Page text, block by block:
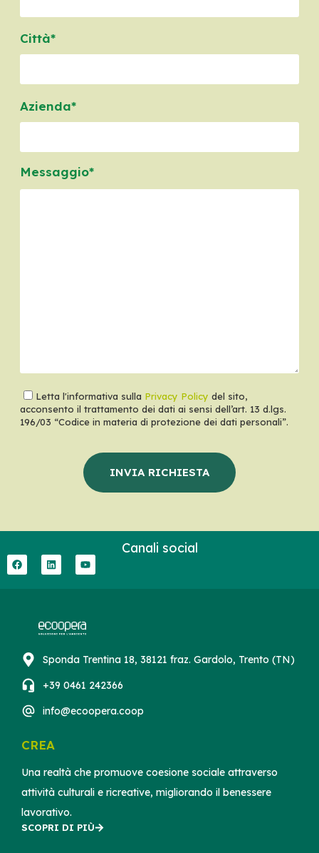
Città*
Azienda*
Messaggio*
Letta l'informativa sulla Privacy Policy del sito,
acconsento il trattamento dei dati ai sensi dell’art. 13 d.lgs.
196/03 “Codice in materia di protezione dei dati personali”.
Canali social
Sponda Trentina 18, 38121 fraz. Gardolo, Trento (TN)
+39 0461 242366
info@ecoopera.coop
CREA
Una realtà che promuove coesione sociale attraverso
attività culturali e ricreative, migliorando il benessere
lavorativo.
SCOPRI DI PIÙ